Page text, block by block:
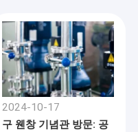
2024-10-17
구 웬창 기념관 방문: 공